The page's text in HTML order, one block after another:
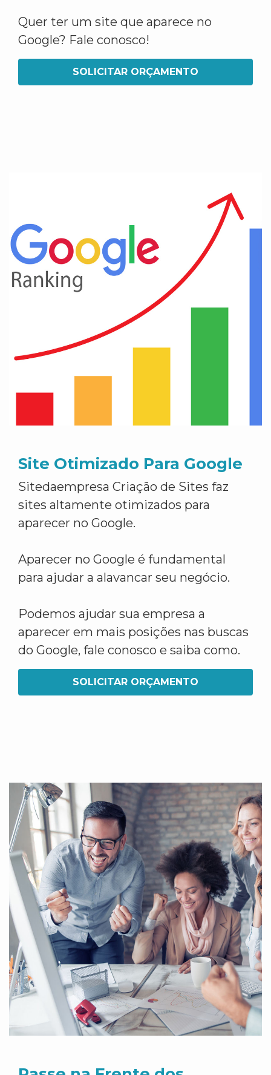
Quer ter um site que aparece no
Google? Fale conosco!
SOLICITAR ORÇAMENTO
Site Otimizado Para Google
Sitedaempresa Criação de Sites faz
sites altamente otimizados para
aparecer no Google.
Aparecer no Google é fundamental
para ajudar a alavancar seu negócio.
Podemos ajudar sua empresa a
aparecer em mais posições nas buscas
do Google, fale conosco e saiba como.
SOLICITAR ORÇAMENTO